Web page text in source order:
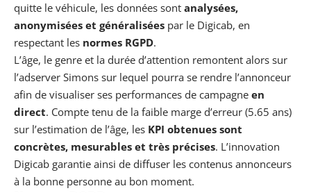
quitte le véhicule, les données sont analysées,
anonymisées et généralisées par le Digicab, en
respectant les normes RGPD.
L’âge, le genre et la durée d’attention remontent alors sur
l’adserver Simons sur lequel pourra se rendre l’annonceur
afin de visualiser ses performances de campagne en
direct. Compte tenu de la faible marge d’erreur (5.65 ans)
sur l’estimation de l’âge, les KPI obtenues sont
concrètes, mesurables et très précises. L’innovation
Digicab garantie ainsi de diffuser les contenus annonceurs
à la bonne personne au bon moment.